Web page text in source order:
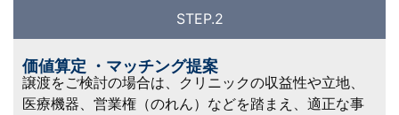
STEP.2
価値算定 ・マッチング提案
譲渡をご検討の場合は、クリニックの収益性や立地、
医療機器、営業権（のれん）などを踏まえ、適正な事